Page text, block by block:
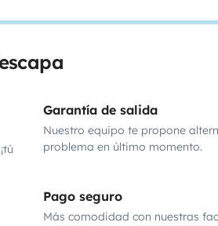
Garantía de salida
Nuestro equipo te propone
problema en último momento.
Pago seguro
Más comodidad con nuestras